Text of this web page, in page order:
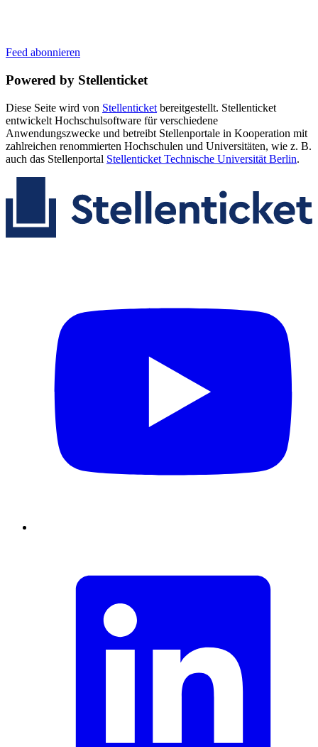
Feed abonnieren
Powered by Stellenticket
Diese Seite wird von Stellenticket bereitgestellt. Stellenticket
entwickelt Hochschulsoftware für verschiedene
Anwendungszwecke und betreibt Stellenportale in Kooperation mit
zahlreichen renommierten Hochschulen und Universitäten, wie z. B.
auch das Stellenportal Stellenticket Technische Universität Berlin.